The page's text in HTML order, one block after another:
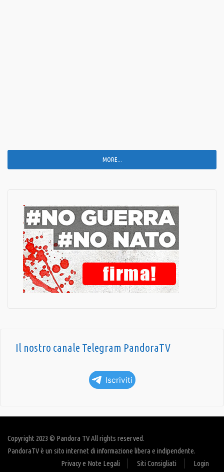
MORE...
Il nostro canale Telegram PandoraTV
Iscriviti
Copyright 2023 © Pandora TV All rights reserved.
PandoraTV è un sito internet di informazione libera e indipendente.
Privacy e Note Legali
Siti Consigliati Login